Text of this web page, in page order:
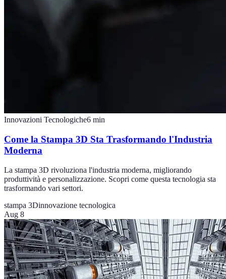
Innovazioni Tecnologiche6 min
Come la Stampa 3D Sta Trasformando l'Industria
Moderna
La stampa 3D rivoluziona l'industria moderna, migliorando
produttività e personalizzazione. Scopri come questa tecnologia sta
trasformando vari settori.
stampa 3Dinnovazione tecnologica
Aug 8